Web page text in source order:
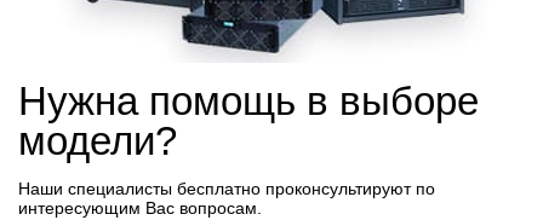
Нужна помощь в выборе
модели?
Наши специалисты бесплатно проконсультируют по
интересующим Вас вопросам.